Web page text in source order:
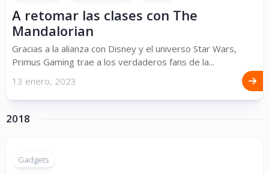
A retomar las clases con The
Mandalorian
Gracias a la alianza con Disney y el universo Star Wars,
Primus Gaming trae a los verdaderos fans de la...
13 enero, 2023
2018
Gadgets